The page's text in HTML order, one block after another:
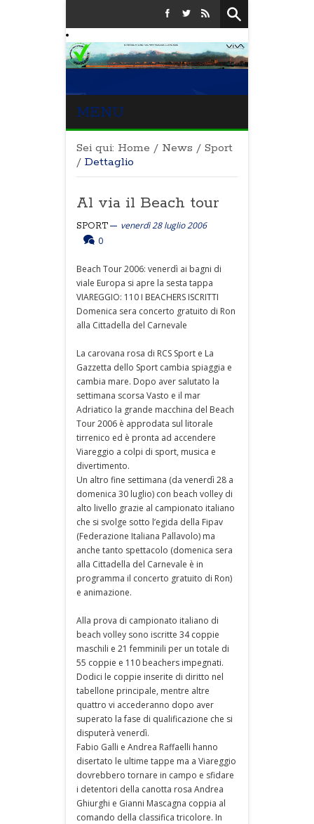
MENU
Sei qui: Home / News / Sport
/ Dettaglio
Al via il Beach tour
SPORT
venerdì 28 luglio 2006
0
Beach Tour 2006: venerdì ai bagni di
viale Europa si apre la sesta tappa
VIAREGGIO: 110 I BEACHERS ISCRITTI
Domenica sera concerto gratuito di Ron
alla Cittadella del Carnevale
La carovana rosa di RCS Sport e La
Gazzetta dello Sport cambia spiaggia e
cambia mare. Dopo aver salutato la
settimana scorsa Vasto e il mar
Adriatico la grande macchina del Beach
Tour 2006 è approdata sul litorale
tirrenico ed è pronta ad accendere
Viareggio a colpi di sport, musica e
divertimento.
Un altro fine settimana (da venerdì 28 a
domenica 30 luglio) con beach volley di
alto livello grazie al campionato italiano
che si svolge sotto l’egida della Fipav
(Federazione Italiana Pallavolo) ma
anche tanto spettacolo (domenica sera
alla Cittadella del Carnevale è in
programma il concerto gratuito di Ron)
e animazione.
Alla prova di campionato italiano di
beach volley sono iscritte 34 coppie
maschili e 21 femminili per un totale di
55 coppie e 110 beachers impegnati.
Dodici le coppie inserite di diritto nel
tabellone principale, mentre altre
quattro vi accederanno dopo aver
superato la fase di qualificazione che si
disputerà venerdì.
Fabio Galli e Andrea Raffaelli hanno
disertato le ultime tappe ma a Viareggio
dovrebbero tornare in campo e sfidare
i detentori della canotta rosa Andrea
Ghiurghi e Gianni Mascagna coppia al
comando della classifica tricolore. In